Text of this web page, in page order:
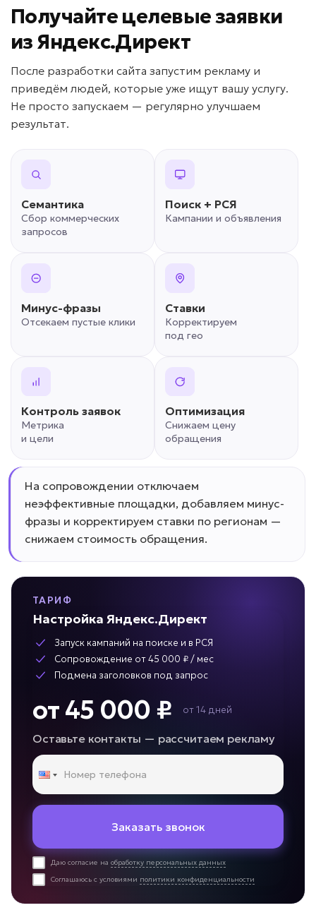
Получайте целевые заявки
из Яндекс.Директ
После разработки сайта запустим рекламу и
приведём людей, которые уже ищут вашу услугу.
Не просто запускаем — регулярно улучшаем
результат.
Семантика
Сбор коммерческих
запросов
Поиск + РСЯ
Кампании и объявления
Минус-фразы
Отсекаем пустые клики
Ставки
Корректируем
под гео
Контроль заявок
Метрика
и цели
Оптимизация
Снижаем цену
обращения
На сопровождении отключаем
неэффективные площадки, добавляем минус-
фразы и корректируем ставки по регионам —
снижаем стоимость обращения.
ТАРИФ
Настройка Яндекс.Директ
Запуск кампаний на поиске и в РСЯ
Сопровождение от 45 000 ₽ / мес
Подмена заголовков под запрос
от 45 000 ₽ от 14 дней
Оставьте контакты — рассчитаем рекламу
Заказать звонок
Даю согласие на обработку персональных данных
Соглашаюсь с условиями политики конфиденциальности